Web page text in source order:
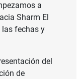
a
Sharm El
las fechas y
del
de